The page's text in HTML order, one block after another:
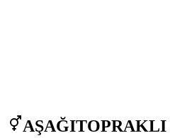
AŞAĞITOPRAKLI